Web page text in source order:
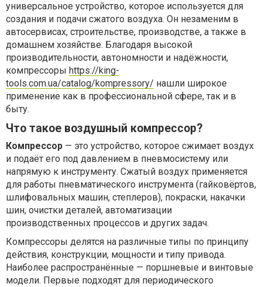
универсальное устройство, которое используется для
создания и подачи сжатого воздуха. Он незаменим в
автосервисах, строительстве, производстве, а также в
домашнем хозяйстве. Благодаря высокой
производительности, автономности и надёжности,
компрессоры https://king-
tools.com.ua/catalog/kompressory/ нашли широкое
применение как в профессиональной сфере, так и в
быту.
Что такое воздушный компрессор?
Компрессор — это устройство, которое сжимает воздух
и подаёт его под давлением в пневмосистему или
напрямую к инструменту. Сжатый воздух применяется
для работы пневматического инструмента (гайковёртов,
шлифовальных машин, степлеров), покраски, накачки
шин, очистки деталей, автоматизации
производственных процессов и других задач.
Компрессоры делятся на различные типы по принципу
действия, конструкции, мощности и типу привода.
Наиболее распространённые — поршневые и винтовые
модели. Первые подходят для периодического